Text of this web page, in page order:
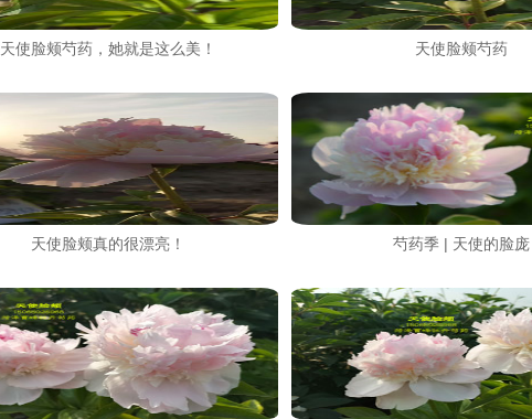
天使脸颊芍药，她就是这么美！ 天使脸颊芍药
天使脸颊真的很漂亮！ 芍药季 | 天使的脸庞